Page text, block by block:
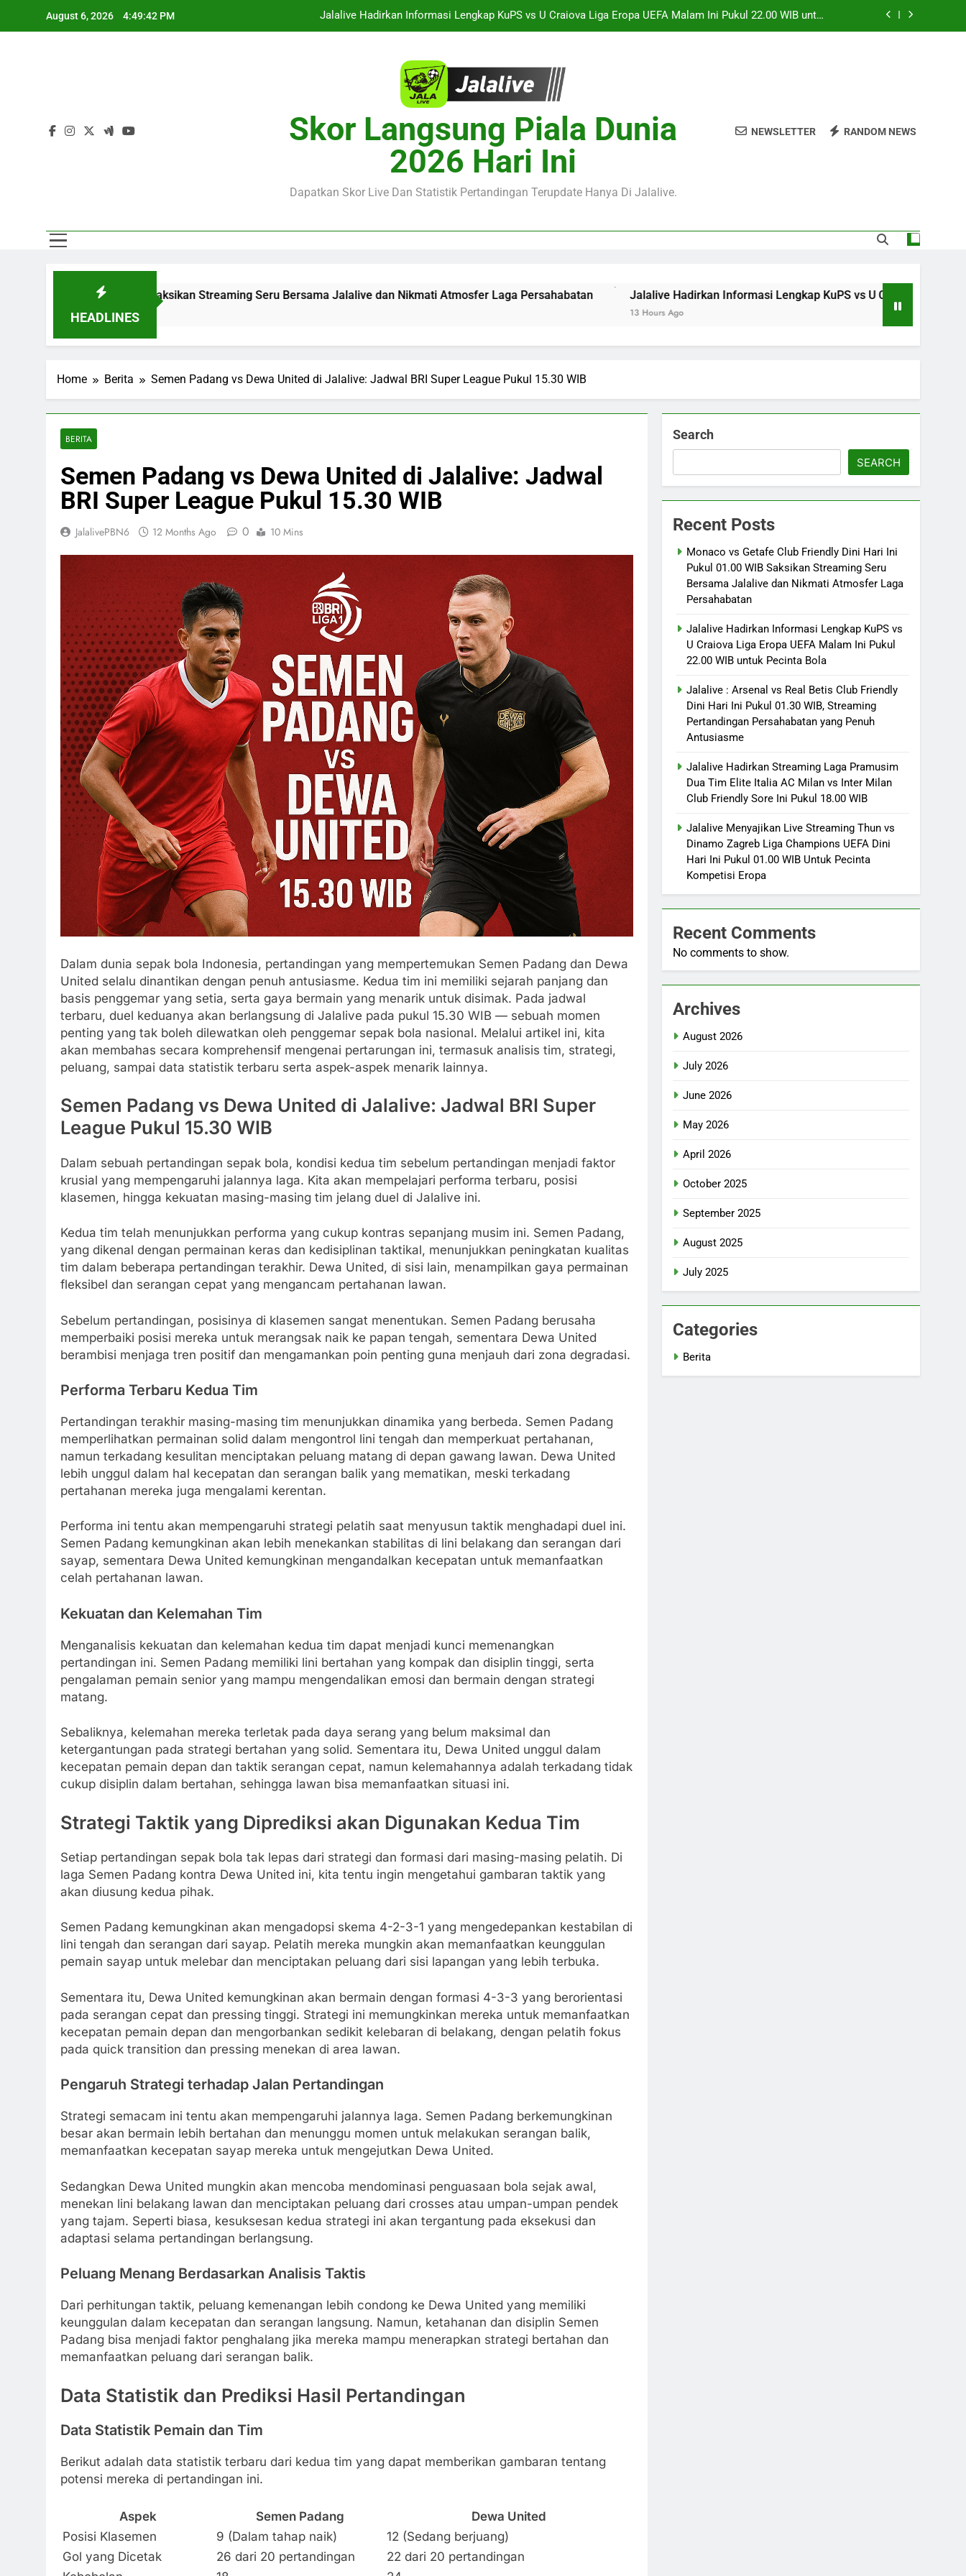
August 6, 2026 4:49:43 PM
Jalalive Hadirkan Informasi Lengkap KuPS vs U Craiova Liga Eropa UEFA Malam Ini Pukul 22.00 WIB untuk
Jalalive Hadirkan Streaming Laga Pramusim Dua Tim Elite Italia AC Milan vs Inter Milan Club Friendly Sore
Monaco vs Getafe Club Friendly Dini Hari Ini Pukul 01.00 WIB Saksikan Streaming Seru Bersama Jalalive dan
Nikmati Atmosfer Laga Persahabatan
Jalalive Hadirkan Informasi Lengkap KuPS vs U Craiova Liga Eropa UEFA Malam Ini Pukul 22.00 WIB untuk
Jalalive : Arsenal vs Real Betis Club Friendly Dini Hari Ini Pukul 01.30 WIB, Streaming Pertandingan
Persahabatan yang Penuh Antusiasme
Skor Langsung Piala Dunia
2026 Hari Ini
Dapatkan Skor Live Dan Statistik Pertandingan Terupdate Hanya Di Jalalive.
NEWSLETTER RANDOM NEWS
HEADLINES
WIB Saksikan Streaming Seru Bersama Jalalive dan Nikmati Atmosfer Laga Persahabatan Jalalive Hadirkan Informasi Lengkap KuPS vs U Craiova Liga Eropa UEFA Malam
Home Berita Semen Padang vs Dewa United di Jalalive: Jadwal BRI Super League Pukul 15.30 WIB
BERITA
Semen Padang vs Dewa United di Jalalive: Jadwal
BRI Super League Pukul 15.30 WIB
JalalivePBN6 12 Months Ago 0 10 Mins
Dalam dunia sepak bola Indonesia, pertandingan yang mempertemukan Semen Padang dan Dewa
United selalu dinantikan dengan penuh antusiasme. Kedua tim ini memiliki sejarah panjang dan
basis penggemar yang setia, serta gaya bermain yang menarik untuk disimak. Pada jadwal
terbaru, duel keduanya akan berlangsung di Jalalive pada pukul 15.30 WIB — sebuah momen
penting yang tak boleh dilewatkan oleh penggemar sepak bola nasional. Melalui artikel ini, kita
akan membahas secara komprehensif mengenai pertarungan ini, termasuk analisis tim, strategi,
peluang, sampai data statistik terbaru serta aspek-aspek menarik lainnya.
Semen Padang vs Dewa United di Jalalive: Jadwal BRI Super
League Pukul 15.30 WIB
Dalam sebuah pertandingan sepak bola, kondisi kedua tim sebelum pertandingan menjadi faktor
krusial yang mempengaruhi jalannya laga. Kita akan mempelajari performa terbaru, posisi
klasemen, hingga kekuatan masing-masing tim jelang duel di Jalalive ini.
Kedua tim telah menunjukkan performa yang cukup kontras sepanjang musim ini. Semen Padang,
yang dikenal dengan permainan keras dan kedisiplinan taktikal, menunjukkan peningkatan kualitas
tim dalam beberapa pertandingan terakhir. Dewa United, di sisi lain, menampilkan gaya permainan
fleksibel dan serangan cepat yang mengancam pertahanan lawan.
Sebelum pertandingan, posisinya di klasemen sangat menentukan. Semen Padang berusaha
memperbaiki posisi mereka untuk merangsak naik ke papan tengah, sementara Dewa United
berambisi menjaga tren positif dan mengamankan poin penting guna menjauh dari zona degradasi.
Performa Terbaru Kedua Tim
Pertandingan terakhir masing-masing tim menunjukkan dinamika yang berbeda. Semen Padang
memperlihatkan permainan solid dalam mengontrol lini tengah dan memperkuat pertahanan,
namun terkadang kesulitan menciptakan peluang matang di depan gawang lawan. Dewa United
lebih unggul dalam hal kecepatan dan serangan balik yang mematikan, meski terkadang
pertahanan mereka juga mengalami kerentan.
Performa ini tentu akan mempengaruhi strategi pelatih saat menyusun taktik menghadapi duel ini.
Semen Padang kemungkinan akan lebih menekankan stabilitas di lini belakang dan serangan dari
sayap, sementara Dewa United kemungkinan mengandalkan kecepatan untuk memanfaatkan
celah pertahanan lawan.
Kekuatan dan Kelemahan Tim
Menganalisis kekuatan dan kelemahan kedua tim dapat menjadi kunci memenangkan
pertandingan ini. Semen Padang memiliki lini bertahan yang kompak dan disiplin tinggi, serta
pengalaman pemain senior yang mampu mengendalikan emosi dan bermain dengan strategi
matang.
Sebaliknya, kelemahan mereka terletak pada daya serang yang belum maksimal dan
ketergantungan pada strategi bertahan yang solid. Sementara itu, Dewa United unggul dalam
kecepatan pemain depan dan taktik serangan cepat, namun kelemahannya adalah terkadang tidak
cukup disiplin dalam bertahan, sehingga lawan bisa memanfaatkan situasi ini.
Strategi Taktik yang Diprediksi akan Digunakan Kedua Tim
Setiap pertandingan sepak bola tak lepas dari strategi dan formasi dari masing-masing pelatih. Di
laga Semen Padang kontra Dewa United ini, kita tentu ingin mengetahui gambaran taktik yang
akan diusung kedua pihak.
Semen Padang kemungkinan akan mengadopsi skema 4-2-3-1 yang mengedepankan kestabilan di
lini tengah dan serangan dari sayap. Pelatih mereka mungkin akan memanfaatkan keunggulan
pemain sayap untuk melebar dan menciptakan peluang dari sisi lapangan yang lebih terbuka.
Sementara itu, Dewa United kemungkinan akan bermain dengan formasi 4-3-3 yang berorientasi
pada serangan cepat dan pressing tinggi. Strategi ini memungkinkan mereka untuk memanfaatkan
kecepatan pemain depan dan mengorbankan sedikit kelebaran di belakang, dengan pelatih fokus
pada quick transition dan pressing menekan di area lawan.
Pengaruh Strategi terhadap Jalan Pertandingan
Strategi semacam ini tentu akan mempengaruhi jalannya laga. Semen Padang berkemungkinan
besar akan bermain lebih bertahan dan menunggu momen untuk melakukan serangan balik,
memanfaatkan kecepatan sayap mereka untuk mengejutkan Dewa United.
Sedangkan Dewa United mungkin akan mencoba mendominasi penguasaan bola sejak awal,
menekan lini belakang lawan dan menciptakan peluang dari crosses atau umpan-umpan pendek
yang tajam. Seperti biasa, kesuksesan kedua strategi ini akan tergantung pada eksekusi dan
adaptasi selama pertandingan berlangsung.
Peluang Menang Berdasarkan Analisis Taktis
Dari perhitungan taktik, peluang kemenangan lebih condong ke Dewa United yang memiliki
keunggulan dalam kecepatan dan serangan langsung. Namun, ketahanan dan disiplin Semen
Padang bisa menjadi faktor penghalang jika mereka mampu menerapkan strategi bertahan dan
memanfaatkan peluang dari serangan balik.
Data Statistik dan Prediksi Hasil Pertandingan
Data Statistik Pemain dan Tim
Berikut adalah data statistik terbaru dari kedua tim yang dapat memberikan gambaran tentang
potensi mereka di pertandingan ini.
Aspek Semen Padang
Dewa United
Posisi Klasemen
9 (Dalam tahap naik)
12 (Sedang berjuang)
Gol yang Dicetak
26 dari 20 pertandingan
22 dari 20 pertandingan
Search
SEARCH
Recent Posts
Monaco vs Getafe Club Friendly Dini Hari Ini
Pukul 01.00 WIB Saksikan Streaming Seru
Bersama Jalalive dan Nikmati Atmosfer Laga
Persahabatan
Jalalive Hadirkan Informasi Lengkap KuPS vs
U Craiova Liga Eropa UEFA Malam Ini Pukul
22.00 WIB untuk Pecinta Bola
Jalalive : Arsenal vs Real Betis Club Friendly
Dini Hari Ini Pukul 01.30 WIB, Streaming
Pertandingan Persahabatan yang Penuh
Antusiasme
Jalalive Hadirkan Streaming Laga Pramusim
Dua Tim Elite Italia AC Milan vs Inter Milan
Club Friendly Sore Ini Pukul 18.00 WIB
Jalalive Menyajikan Live Streaming Thun vs
Dinamo Zagreb Liga Champions UEFA Dini
Hari Ini Pukul 01.00 WIB Untuk Pecinta
Kompetisi Eropa
Recent Comments
No comments to show.
Archives
August 2026
July 2026
June 2026
May 2026
April 2026
October 2025
September 2025
August 2025
July 2025
Categories
Berita